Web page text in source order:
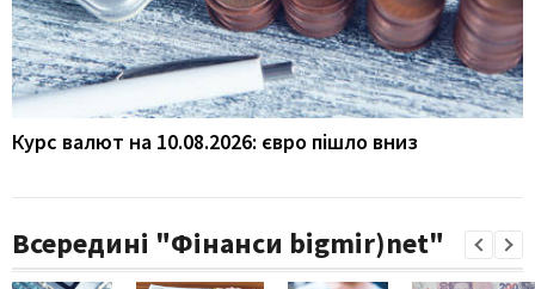
Курс валют на 10.08.2026: євро пішло вниз
Всередині "Фінанси bigmir)net"